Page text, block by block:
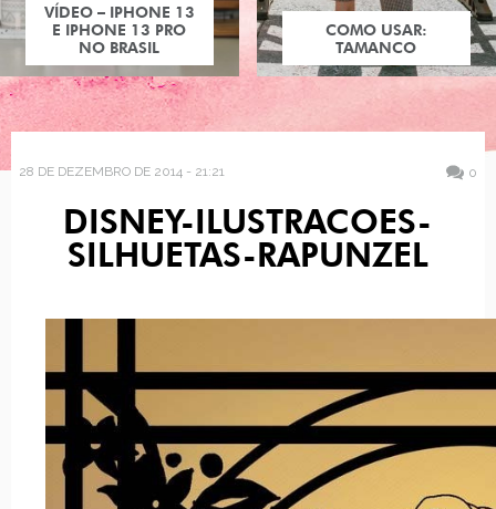
VÍDEO – IPHONE 13
E IPHONE 13 PRO
NO BRASIL
COMO USAR:
TAMANCO
28 DE DEZEMBRO DE 2014 - 21:21 0
DISNEY-ILUSTRACOES-
SILHUETAS-RAPUNZEL